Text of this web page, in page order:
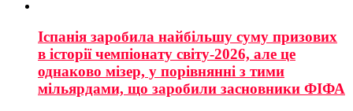
Іспанія заробила найбільшу суму призових
в історії чемпіонату світу-2026, але це
однаково мізер, у порівнянні з тими
мільярдами, що заробили засновники ФІФА